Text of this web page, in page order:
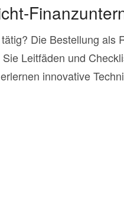
Die Bestellung als
Leitfäden und
innovative